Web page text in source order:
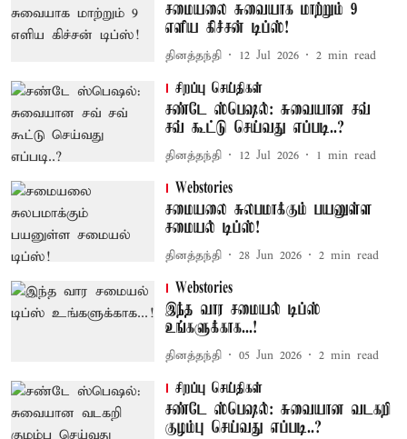
சமையலை சுவையாக மாற்றும் 9
எளிய கிச்சன் டிப்ஸ்!
தினத்தந்தி 12 Jul 2026 2 min read
சிறப்பு செய்திகள்
சண்டே ஸ்பெஷல்: சுவையான சவ்
சவ் கூட்டு செய்வது எப்படி..?
தினத்தந்தி 12 Jul 2026 1 min read
Webstories
சமையலை சுலபமாக்கும் பயனுள்ள
சமையல் டிப்ஸ்!
தினத்தந்தி 28 Jun 2026 2 min read
Webstories
இந்த வார சமையல் டிப்ஸ்
உங்களுக்காக...!
தினத்தந்தி 05 Jun 2026 2 min read
சிறப்பு செய்திகள்
சண்டே ஸ்பெஷல்: சுவையான வடகறி
குழம்பு செய்வது எப்படி..?